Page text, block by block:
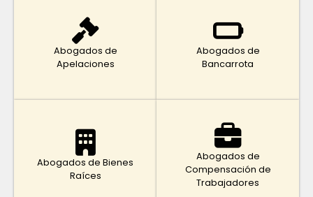
Abogados de
Apelaciones
Abogados de
Bancarrota
Abogados de Bienes
Raíces
Abogados de
Compensación de
Trabajadores